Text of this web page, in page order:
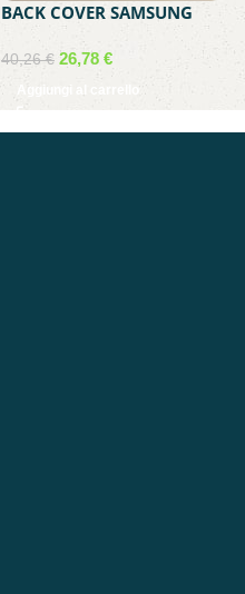
BACK COVER SAMSUNG
SERVICE PACK GALAXY S21
5G PHANTOM VIOLET
GH82-24519B GH82-
24520B
40,26€ 26,78 €
Aggiungi al carrello